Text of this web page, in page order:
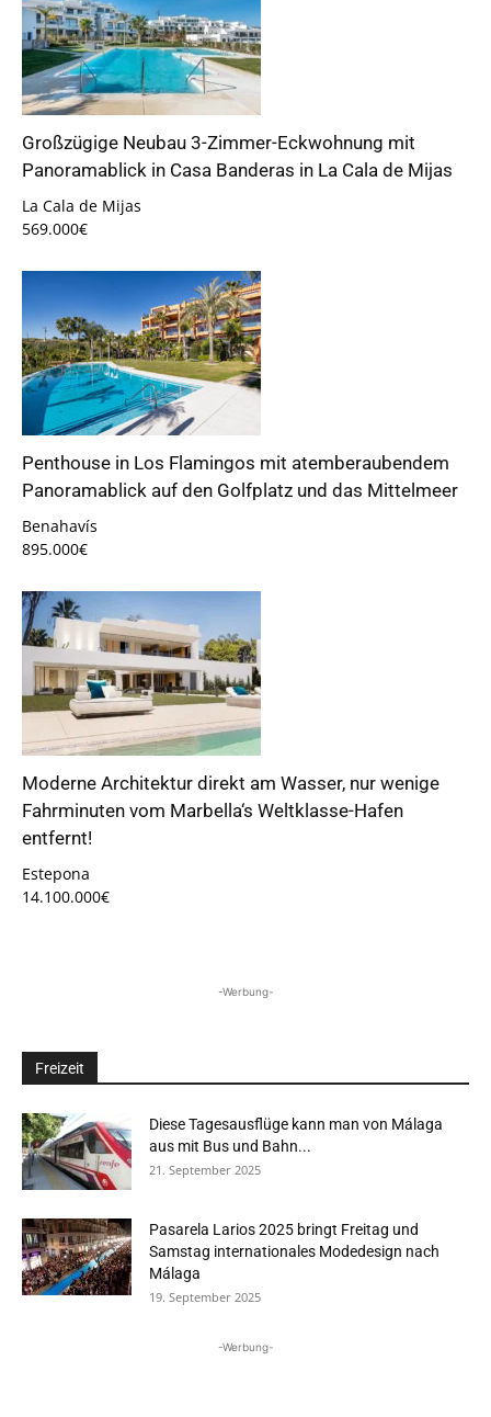
Großzügige Neubau 3-Zimmer-Eckwohnung mit
Panoramablick in Casa Banderas in La Cala de Mijas
La Cala de Mijas
569.000€
Penthouse in Los Flamingos mit atemberaubendem
Panoramablick auf den Golfplatz und das Mittelmeer
Benahavís
895.000€
Moderne Architektur direkt am Wasser, nur wenige
Fahrminuten vom Marbella‘s Weltklasse-Hafen
entfernt!
Estepona
14.100.000€
-Werbung-
Freizeit
Diese Tagesausflüge kann man von Málaga
aus mit Bus und Bahn...
21. September 2025
Pasarela Larios 2025 bringt Freitag und
Samstag internationales Modedesign nach
Málaga
19. September 2025
-Werbung-